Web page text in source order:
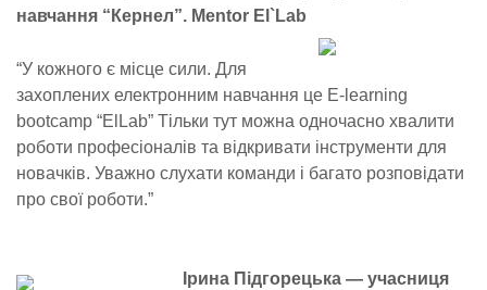
навчання “Кернел”. Mentor El`Lab
“У кожного є місце сили. Для
захоплених електронним навчання це E-learning
bootcamp “ElLab” Тільки тут можна одночасно хвалити
роботи професіоналів та відкривати інструменти для
новачків. Уважно слухати команди і багато розповідати
про свої роботи.”
Ірина Підгорецька — учасниця